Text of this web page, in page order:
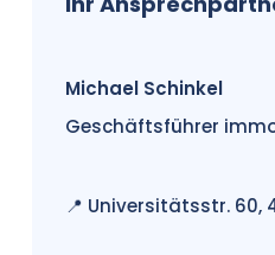
Michael Schinkel
Geschäftsführer
📍 Universitätsstr. 60,